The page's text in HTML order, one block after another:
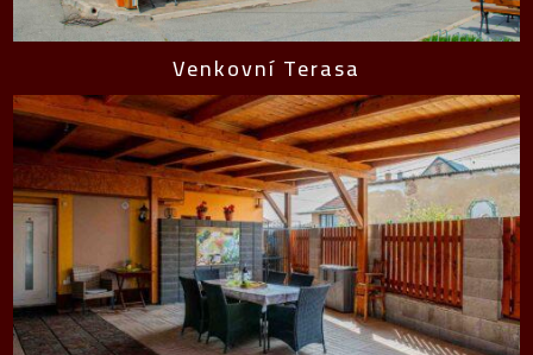
Venkovní Terasa